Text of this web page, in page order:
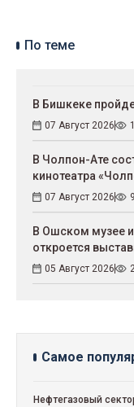
По теме
В Бишкеке
07 Август 2026
В Чолпон-Ате
кинотеатра
07 Август 2026
В Ошском музее
откроется
05 Август 2026
Самое
Нефтегазовый